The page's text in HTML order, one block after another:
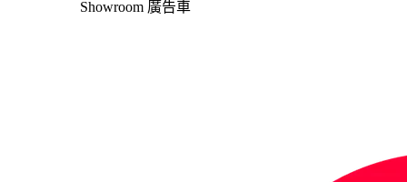
Showroom 廣告車